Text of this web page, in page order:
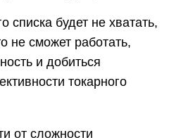
списка будет не хватать,
не сможет работать,
и добиться
токарного
от сложности